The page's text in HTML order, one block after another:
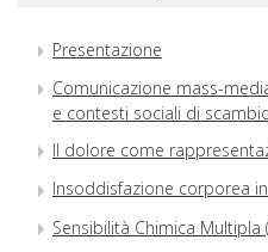
Presentazione
Comunicazione mass-
e contesti sociali di
Il dolore come
Insoddisfazione corporea
Sensibilità Chimica Multipla